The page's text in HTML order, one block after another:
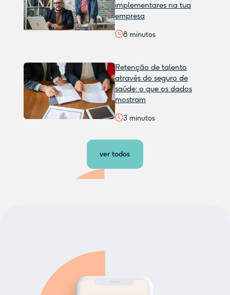
implementares na tua
empresa
8 minutos
Retenção de talento
através do seguro de
saúde: o que os dados
mostram
3 minutos
ver todos